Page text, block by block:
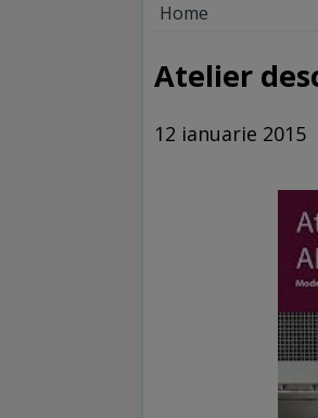
Home
Atelier
12 ianuarie 2015